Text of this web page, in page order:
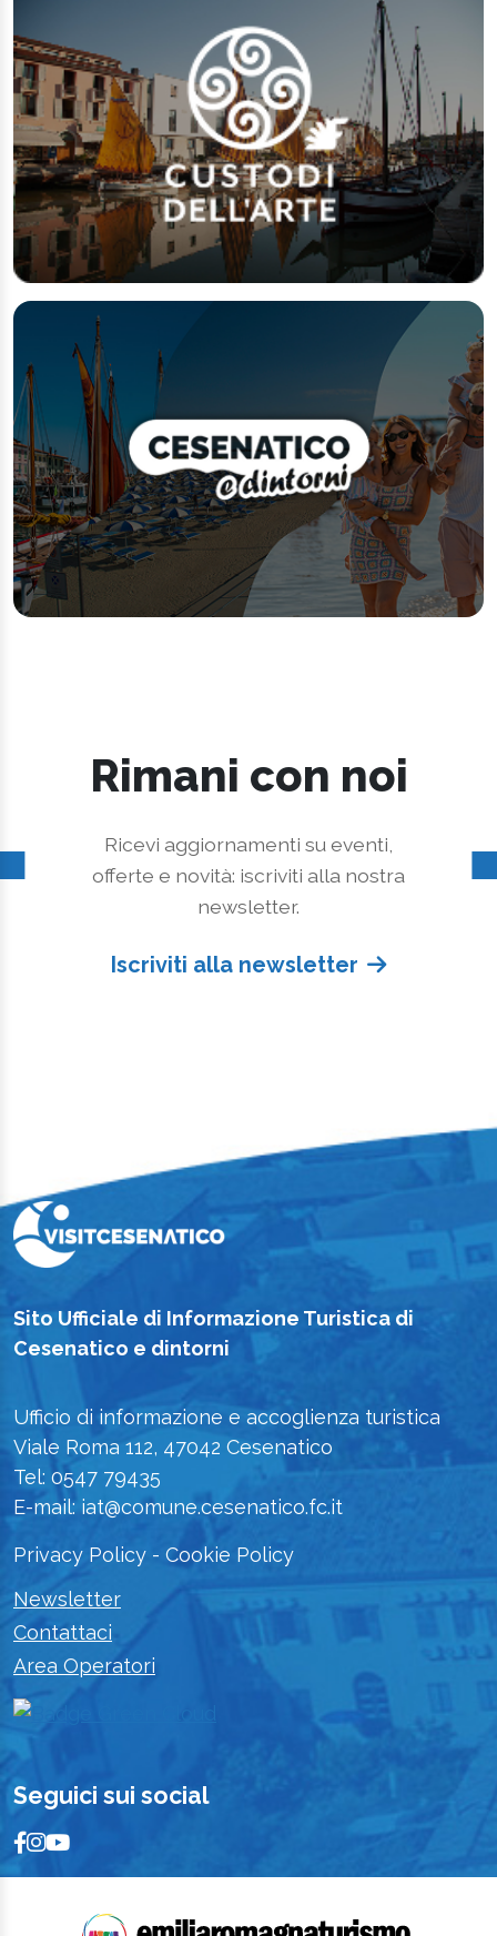
Rimani con noi
Ricevi aggiornamenti su eventi,
offerte e novità: iscriviti alla nostra
newsletter.
Iscriviti alla newsletter
Sito Ufficiale di Informazione Turistica di
Cesenatico e dintorni
Ufficio di informazione e accoglienza turistica
Viale Roma 112, 47042 Cesenatico
Tel: 0547 79435
E-mail: iat@comune.cesenatico.fc.it
Privacy Policy - Cookie Policy
Newsletter
Contattaci
Area Operatori
Seguici sui social